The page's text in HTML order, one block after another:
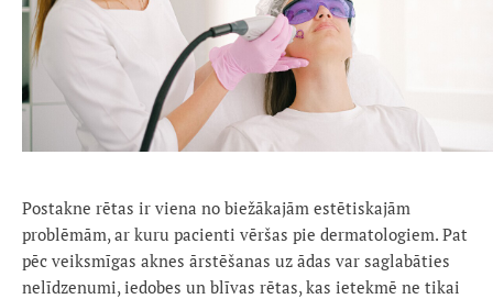
Postakne rētas ir viena no biežākajām estētiskajām
problēmām, ar kuru pacienti vēršas pie dermatologiem. Pat
pēc veiksmīgas aknes ārstēšanas uz ādas var saglabāties
nelīdzenumi, iedobes un blīvas rētas, kas ietekmē ne tikai